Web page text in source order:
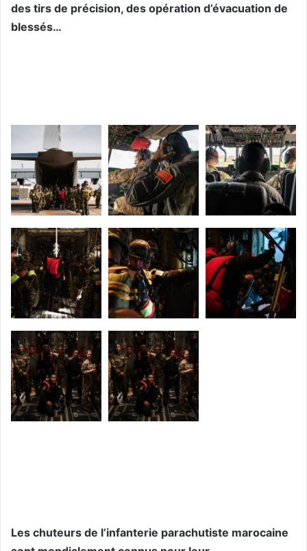
des tirs de précision, des opération d’évacuation de
blessés…
Les chuteurs de l’infanterie parachutiste marocaine